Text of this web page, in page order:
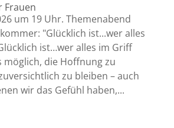
Frauen
um 19 Uhr. Themenabend
"Glücklich ist...wer alles
ist…wer alles im Griff
möglich, die Hoffnung zu
zu bleiben – auch
wir das Gefühl haben,...